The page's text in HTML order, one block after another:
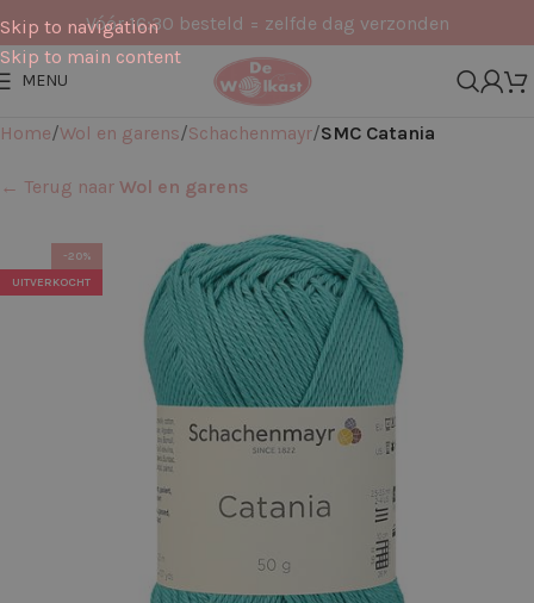
Skip to navigation
Skip to main content
Vóór 16:30 besteld = zelfde dag verzonden
MENU
Home Wol en garens Schachenmayr SMC Catania
← Terug naar Wol en garens
-20%
UITVERKOCHT